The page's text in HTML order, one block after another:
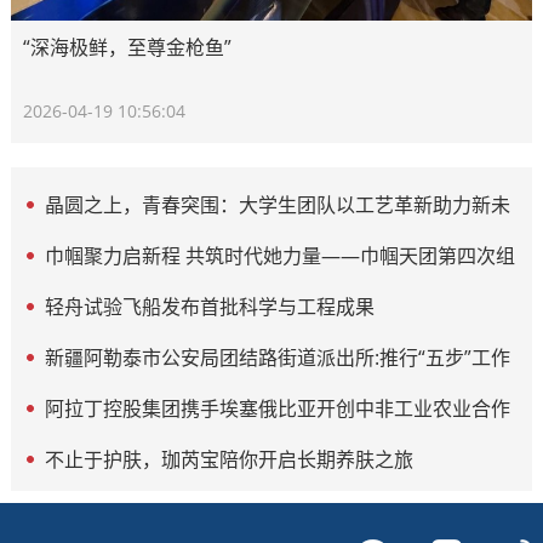
“深海极鲜，至尊金枪鱼”
2026-04-19 10:56:04
晶圆之上，青春突围：大学生团队以工艺革新助力新未
来 巾帼聚力启新程 共筑时代她力量——巾帼天团第四次组
委会筹备会圆满举办
轻舟试验飞船发布首批科学与工程成果
新疆阿勒泰市公安局团结路街道派出所:推行“五步”工作
法 打造新时代“枫”景线
阿拉丁控股集团携手埃塞俄比亚开创中非工业农业合作
新篇章
不止于护肤，珈芮宝陪你开启长期养肤之旅